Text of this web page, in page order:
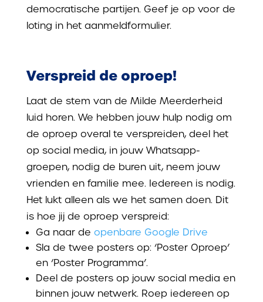
democratische partijen. Geef je op voor de
loting in het aanmeldformulier.
Verspreid de oproep!
Laat de stem van de Milde Meerderheid
luid horen. We hebben jouw hulp nodig om
de oproep overal te verspreiden, deel het
op social media, in jouw Whatsapp-
groepen, nodig de buren uit, neem jouw
vrienden en familie mee. Iedereen is nodig.
Het lukt alleen als we het samen doen. Dit
is hoe jij de oproep verspreid:
Ga naar de openbare Google Drive
Sla de twee posters op: ‘Poster Oproep’
en ‘Poster Programma’.
Deel de posters op jouw social media en
binnen jouw netwerk. Roep iedereen op